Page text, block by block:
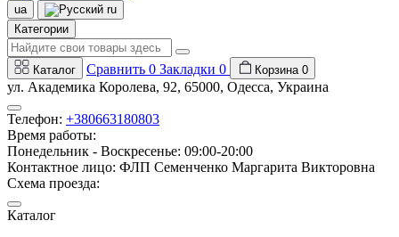
ua
ru
Категории
Каталог Сравнить 0 Закладки 0 Корзина 0
ул. Академика Королева, 92, 65000, Одесса, Украина
Телефон: +380663180803
Время работы:
Понедельник - Воскресенье: 09:00-20:00
Контактное лицо: ФЛП Семенченко Маргарита Викторовна
Схема проезда:
Каталог